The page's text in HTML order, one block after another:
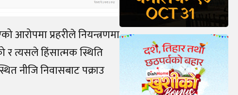
आरोपमा प्रहरीले नियन्त्रणमा
र त्यसले हिंसात्मक स्थिति
नीजि निवासबाट पक्राउ